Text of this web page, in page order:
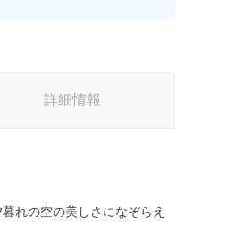
詳細情報
れの空の美しさになぞらえ